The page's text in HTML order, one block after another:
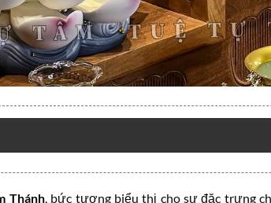
Thánh, bức tượng biểu thị cho sự đặc trưng